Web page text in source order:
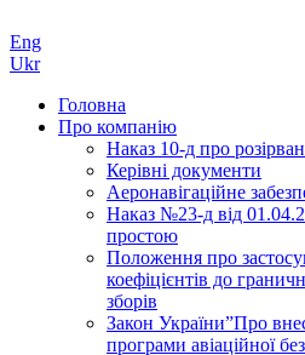
Eng
Ukr
Головна
Про компанію
Наказ 10-д про
Керівні документи
Аеронавігаційне
Наказ №23-д від
простою
Положення про
коефіцієнтів до
зборів
Закон України”Про
програми авіаційної